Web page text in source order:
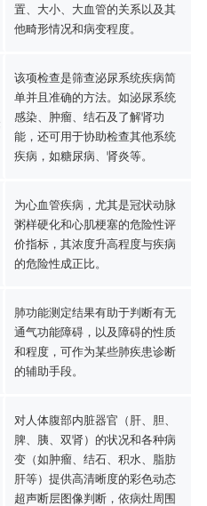
置、大小、大血管的关系以及其
他畸形情况和病变程度。
该项检查是筛查泌尿系统疾病简
单并且准确的方法。如泌尿系统
感染、肿瘤、结石及了解肾功
能，还可用于协助检查其他系统
疾病，如糖尿病、肾炎等。
为心血管疾病，尤其是冠状动脉
粥样硬化和心肌梗塞的危险性评
价指标，其浓度升高程度与疾病
的危险性成正比。
肺功能测定结果有助于判断有无
通气功能障碍，以及障碍的性质
和程度，可作为某些肺疾患诊断
的辅助手段。
对人体腹部内脏器官（肝、胆、
脾、胰、双肾）的状况和各种病
变（如肿瘤、结石、积水、脂肪
肝等）提供高清晰度的彩色动态
超声断层图像判断，依病灶周围